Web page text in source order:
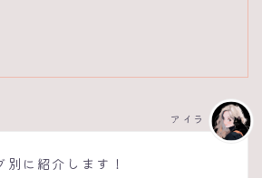
に紹介します！
アイラ